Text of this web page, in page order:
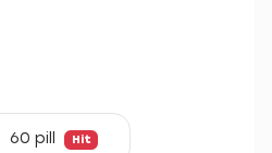
60 pill Hit